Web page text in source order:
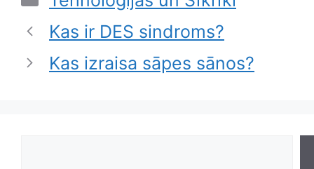
Kas ir DES sindroms?
Kas izraisa sāpes sānos?